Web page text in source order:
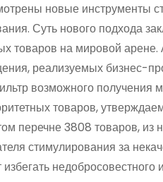
новые инструменты
Суть нового подхода
товаров на мировой
реализуемых бизнес-
возможного
товаров,
перечне 3808 товаров,
стимулирования за